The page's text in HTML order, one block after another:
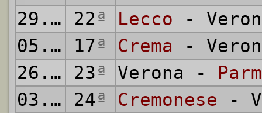
29.03.1942
22ª Lecco -
05.04.1942
17ª Crema -
26.04.1942
23ª Verona -
03.05.1942
24ª Cremonese -